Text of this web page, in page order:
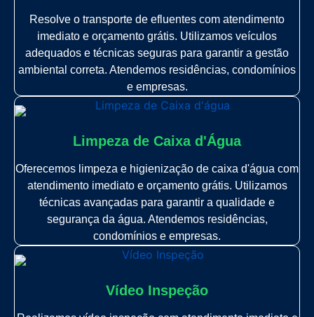
Resolve o transporte de efluentes com atendimento
imediato e orçamento grátis. Utilizamos veículos
adequados e técnicas seguras para garantir a gestão
ambiental correta. Atendemos residências, condomínios
e empresas.
Limpeza de Caixa d'Água
Oferecemos limpeza e higienização de caixa d'água com
atendimento imediato e orçamento grátis. Utilizamos
técnicas avançadas para garantir a qualidade e
segurança da água. Atendemos residências,
condomínios e empresas.
Vídeo Inspeção